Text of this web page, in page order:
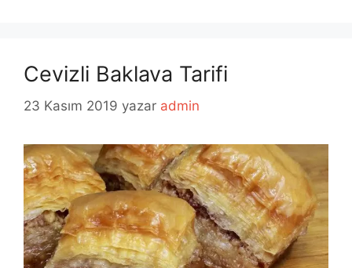
Cevizli Baklava Tarifi
23 Kasım 2019 yazar admin